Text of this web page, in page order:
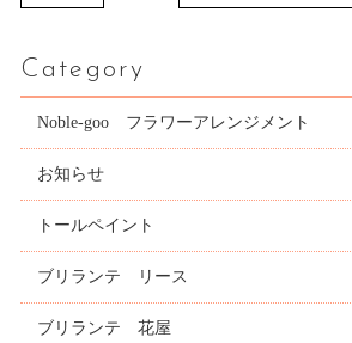
Category
Noble-goo フラワーアレンジメント
お知らせ
トールペイント
ブリランテ リース
ブリランテ 花屋